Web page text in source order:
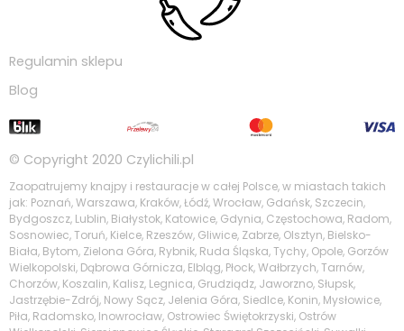
Regulamin sklepu
Blog
© Copyright 2020 Czylichili.pl
Zaopatrujemy knajpy i restauracje w całej Polsce, w miastach takich
jak: Poznań, Warszawa, Kraków, Łódź, Wrocław, Gdańsk, Szczecin,
Bydgoszcz, Lublin, Białystok, Katowice, Gdynia, Częstochowa, Radom,
Sosnowiec, Toruń, Kielce, Rzeszów, Gliwice, Zabrze, Olsztyn, Bielsko-
Biała, Bytom, Zielona Góra, Rybnik, Ruda Śląska, Tychy, Opole, Gorzów
Wielkopolski, Dąbrowa Górnicza, Elbląg, Płock, Wałbrzych, Tarnów,
Chorzów, Koszalin, Kalisz, Legnica, Grudziądz, Jaworzno, Słupsk,
Jastrzębie-Zdrój, Nowy Sącz, Jelenia Góra, Siedlce, Konin, Mysłowice,
Piła, Radomsko, Inowrocław, Ostrowiec Świętokrzyski, Ostrów